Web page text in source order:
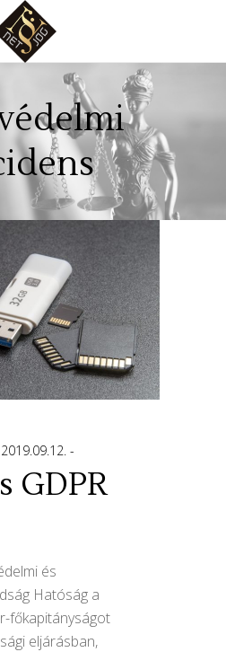
2019.09.12.
GDPR
és
Hatóság a
főkapitányságot
eljárásban,